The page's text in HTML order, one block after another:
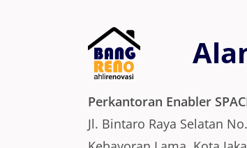
Perkantoran Enabler
Jl. Bintaro Raya Selatan